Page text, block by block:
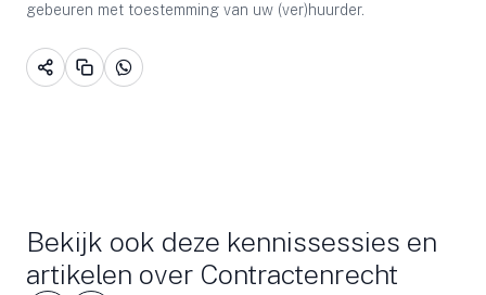
gebeuren met toestemming van uw (ver)huurder.
Bekijk ook deze kennissessies en
artikelen over Contractenrecht